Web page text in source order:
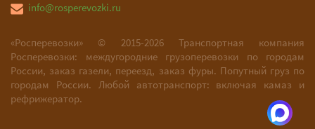
info@rosperevozki.ru
«Росперевозки» © 2015-2026
Транспортная компания
Росперевозки: междугородние грузоперевозки по городам
России, заказ газели, переезд, заказ фуры. Попутный груз по
городам России. Любой автотранспорт: включая камаз и
рефрижератор.